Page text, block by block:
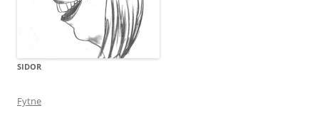
SIDOR
Fytne